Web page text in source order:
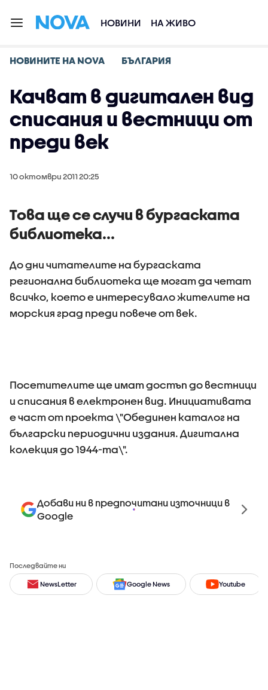
НОВИНИ НА ЖИВО
НОВИНИТЕ НА NOVA БЪЛГАРИЯ
Качват в дигитален вид
списания и вестници от
преди век
10 октомври 2011 20:25
Това ще се случи в бургаската
библиотека...
До дни читателите на бургаската
регионална библиотека ще могат да четат
всичко, което е интересувало жителите на
морския град преди повече от век.
Посетителите ще имат достъп до вестници
и списания в електронен вид. Инициативата
е част от проекта \"Обединен каталог на
български периодични издания. Дигитална
колекция до 1944-та\".
Добави ни в предпочитани източници в
Google
Последвайте ни
NewsLetter Google News Youtube